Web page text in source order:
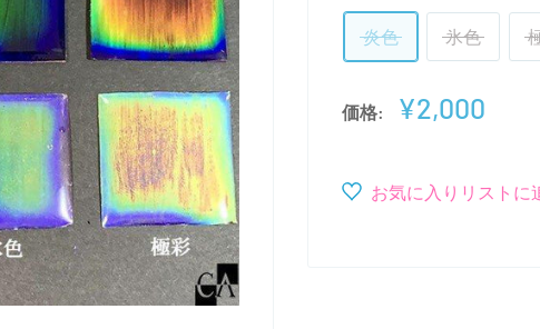
炎色 氷色
価格:
販
格
¥2,000
お気に入りリストに